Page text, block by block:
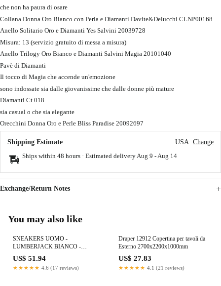
che non ha paura di osare
Collana Donna Oro Bianco con Perla e Diamanti Davite&Delucchi CLNP00168
Anello Solitario Oro e Diamanti Yes Salvini 20039728
Misura: 13 (servizio gratuito di messa a misura)
Anello Trilogy Oro Bianco e Diamanti Salvini Magia 20101040
Pavè di Diamanti
Il tocco di Magia che accende un'emozione
sono indossate sia dalle giovanissime che dalle donne più mature
Diamanti Ct 018
sia casual o che sia elegante
Orecchini Donna Oro e Perle Bliss Paradise 20092697
Shipping Estimate USA Change
Ships within 48 hours · Estimated delivery Aug 9 - Aug 14
Exchange/Return Notes
You may also like
SNEAKERS UOMO -
LUMBERJACK BIANCO -
102269068
US$ 51.94
★★★★★ 4.6 (17 reviews)
Draper 12912 Copertina per tavoli da
Esterno 2700x2200x1000mm
US$ 27.83
★★★★★ 4.1 (21 reviews)